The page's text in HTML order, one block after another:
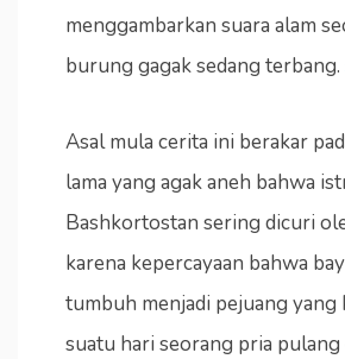
menggambarkan suara alam
burung gagak sedang terbang.
Asal mula cerita ini berakar
lama yang agak aneh bahwa
Bashkortostan sering dicuri
karena kepercayaan bahwa
tumbuh menjadi pejuang yang
suatu hari seorang pria pulang